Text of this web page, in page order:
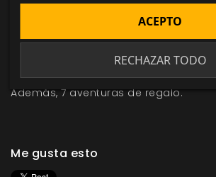
Segunda Inquisición
Cazadores Cazados II
Además, 7 aventuras de regalo.
Me gusta esto
RECHAZAR TODO
ACEPTO